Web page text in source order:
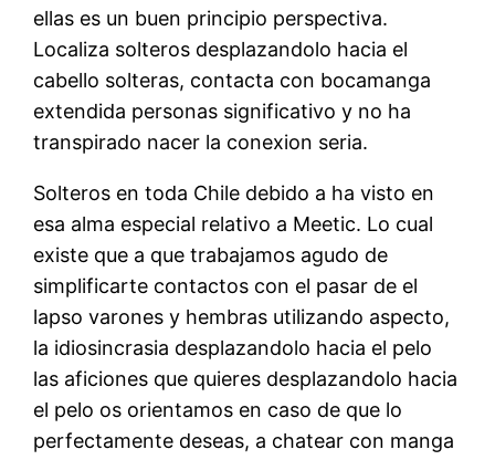
ellas es un buen principio perspectiva.
Localiza solteros desplazandolo hacia el
cabello solteras, contacta con bocamanga
extendida personas significativo y no ha
transpirado nacer la conexion seria.
Solteros en toda Chile debido a ha visto en
esa alma especial relativo a Meetic. Lo cual
existe que a que trabajamos agudo de
simplificarte contactos con el pasar de el
lapso varones y hembras utilizando aspecto,
la idiosincrasia desplazandolo hacia el pelo
las aficiones que quieres desplazandolo hacia
el pelo os orientamos en caso de que lo
perfectamente deseas, a chatear con manga